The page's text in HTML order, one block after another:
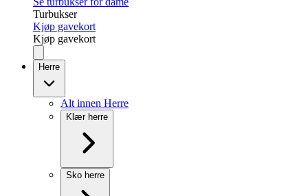
Turbukser
Kjøp gavekort
Kjøp gavekort
Herre
Alt innen Herre
Klær herre
Sko herre